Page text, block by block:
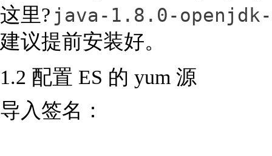
这里? java-1.8.0-
建议提前安装好。
1.2 配置 ES 的 yum 源
导入签名：